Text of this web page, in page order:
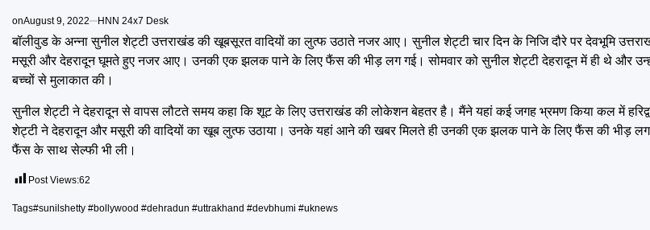
onAugust 9, 2022 HNN 24x7 Desk
बॉलीवुड के अन्ना सुनील शेट्टी उत्तराखंड की खूबसूरत वादियों का लुत्फ उठाते नजर आए। सुनील शेट्टी चार दिन के निजि दौरे पर देवभूमि
मसूरी और देहरादून घूमते हुए नजर आए। उनकी एक झलक पाने के लिए फैंस की भीड़ लग गई। सोमवार को सुनील शेट्टी देहरादून में ही थे और
बच्चों से मुलाकात की।
सुनील शेट्टी ने देहरादून से वापस लौटते समय कहा कि शूट के लिए उत्तराखंड की लोकेशन बेहतर है। मैंने यहां कई जगह भ्रमण किया कल में
शेट्टी ने देहरादून और मसूरी की वादियों का खूब लुत्फ उठाया। उनके यहां आने की खबर मिलते ही उनकी एक झलक पाने के लिए फैंस की भीड़
फैंस के साथ सेल्फी भी ली।
Post Views:62
Tags#sunilshetty #bollywood #dehradun #uttrakhand #devbhumi #uknews